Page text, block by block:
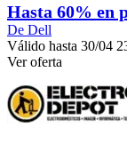
Hasta 60% en
De Dell
Válido hasta 30/04
Ver oferta